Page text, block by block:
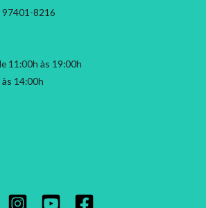
97401-8216
11:00h às 19:00h
14:00h